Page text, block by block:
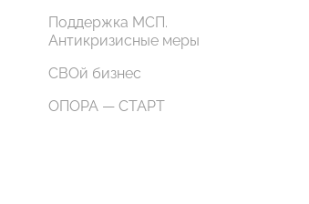
Поддержка МСП.
Антикризисные меры
СВОй бизнес
ОПОРА — СТАРТ